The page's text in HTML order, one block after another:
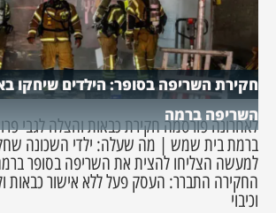
חקירת השריפה בסופר: הילדים שיחקו
השריפה ברמה
לאחרונה פורסמה חקירת כבאות והצלה לגבי
ברמת בית שמש | מה שעלה: ילדי השכונה
למעשה הצליחו להצית את השריפה בסופר
החקירה התברר: העסק פעל ללא אישור כבאות
וכיבוי